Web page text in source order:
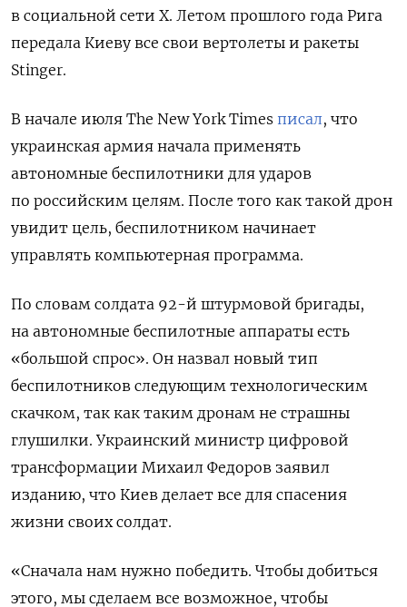
в социальной сети X. Летом прошлого года Рига
передала Киеву все свои вертолеты и ракеты
Stinger.
В начале июля The New York Times писал, что
украинская армия начала применять
автономные беспилотники для ударов
по российским целям. После того как такой дрон
увидит цель, беспилотником начинает
управлять компьютерная программа.
По словам солдата 92-й штурмовой бригады,
на автономные беспилотные аппараты есть
«большой спрос». Он назвал новый тип
беспилотников следующим технологическим
скачком, так как таким дронам не страшны
глушилки. Украинский министр цифровой
трансформации Михаил Федоров заявил
изданию, что Киев делает все для спасения
жизни своих солдат.
«Сначала нам нужно победить. Чтобы добиться
этого, мы сделаем все возможное, чтобы